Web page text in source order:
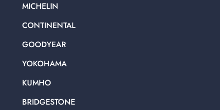
MICHELIN
CONTINENTAL
GOODYEAR
YOKOHAMA
KUMHO
BRIDGESTONE